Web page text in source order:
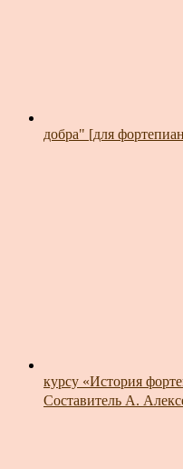
добра" [для
курсу «История
Составитель А.